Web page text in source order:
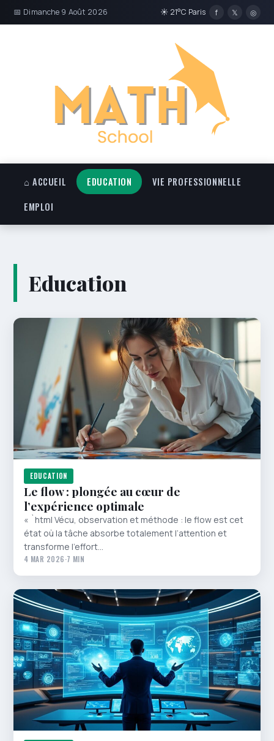
📅 Dimanche 9 Août 2026 ☀ 21°C Paris f 𝕏 ◎
⌂ ACCUEIL EDUCATION
VIE PROFESSIONNELLE
EMPLOI
Education
EDUCATION
Le flow : plongée au cœur de
l’expérience optimale
« `html Vécu, observation et méthode : le flow est cet
état où la tâche absorbe totalement l’attention et
transforme l’effort…
4 MAR 2026·7 MIN